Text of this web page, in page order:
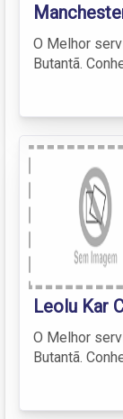
O Melhor
Butantã.
Leolu Kar
O Melhor
Butantã.